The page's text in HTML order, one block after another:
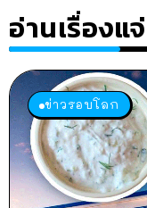
อ่านเรื่องแ
ข่าวรอบโลก